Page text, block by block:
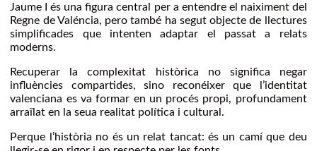
Jaume I és una figura central per a entendre el naiximent del
Regne de Valéncia, pero també ha segut objecte de llectures
simplificades que intenten adaptar el passat a relats
moderns.
Recuperar la complexitat històrica no significa negar
influències compartides, sino reconéixer que l’identitat
valenciana es va formar en un procés propi, profundament
arraïlat en la seua realitat política i cultural.
Perque l’història no és un relat tancat: és un camí que deu